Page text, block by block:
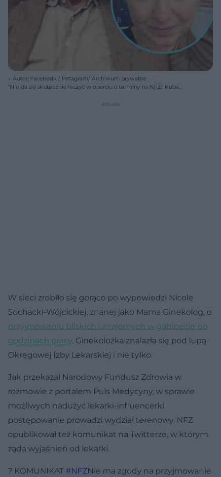
Autor: Facebook / Instagram/ Archiwum prywatne
"Nie da się skutecznie leczyć w oparciu o terminy na NFZ". Kuba
W sieci zrobiło się gorąco po wypowiedzi Nicole
Sochacki-Wójcickiej, znanej jako Mama Ginekolog, o
przyjmowaniu bliskich i znajomych w gabinecie po
godzinach pracy. Ginekolożka znalazła się pod lupą
Okręgowej Izby Lekarskiej i nie tylko.
Jak przekazał Narodowy Fundusz Zdrowia w
rozmowie z portalem Puls Medycyny, w sprawie
możliwych nadużyć lekarki-influencerki
postępowanie prowadzi wydział terenowy. NFZ
opublikował też komunikat na Twitterze, w którym
żąda wyjaśnień od lekarki.
? KOMUNIKAT #NFZNie ma zgody na przyjmowanie